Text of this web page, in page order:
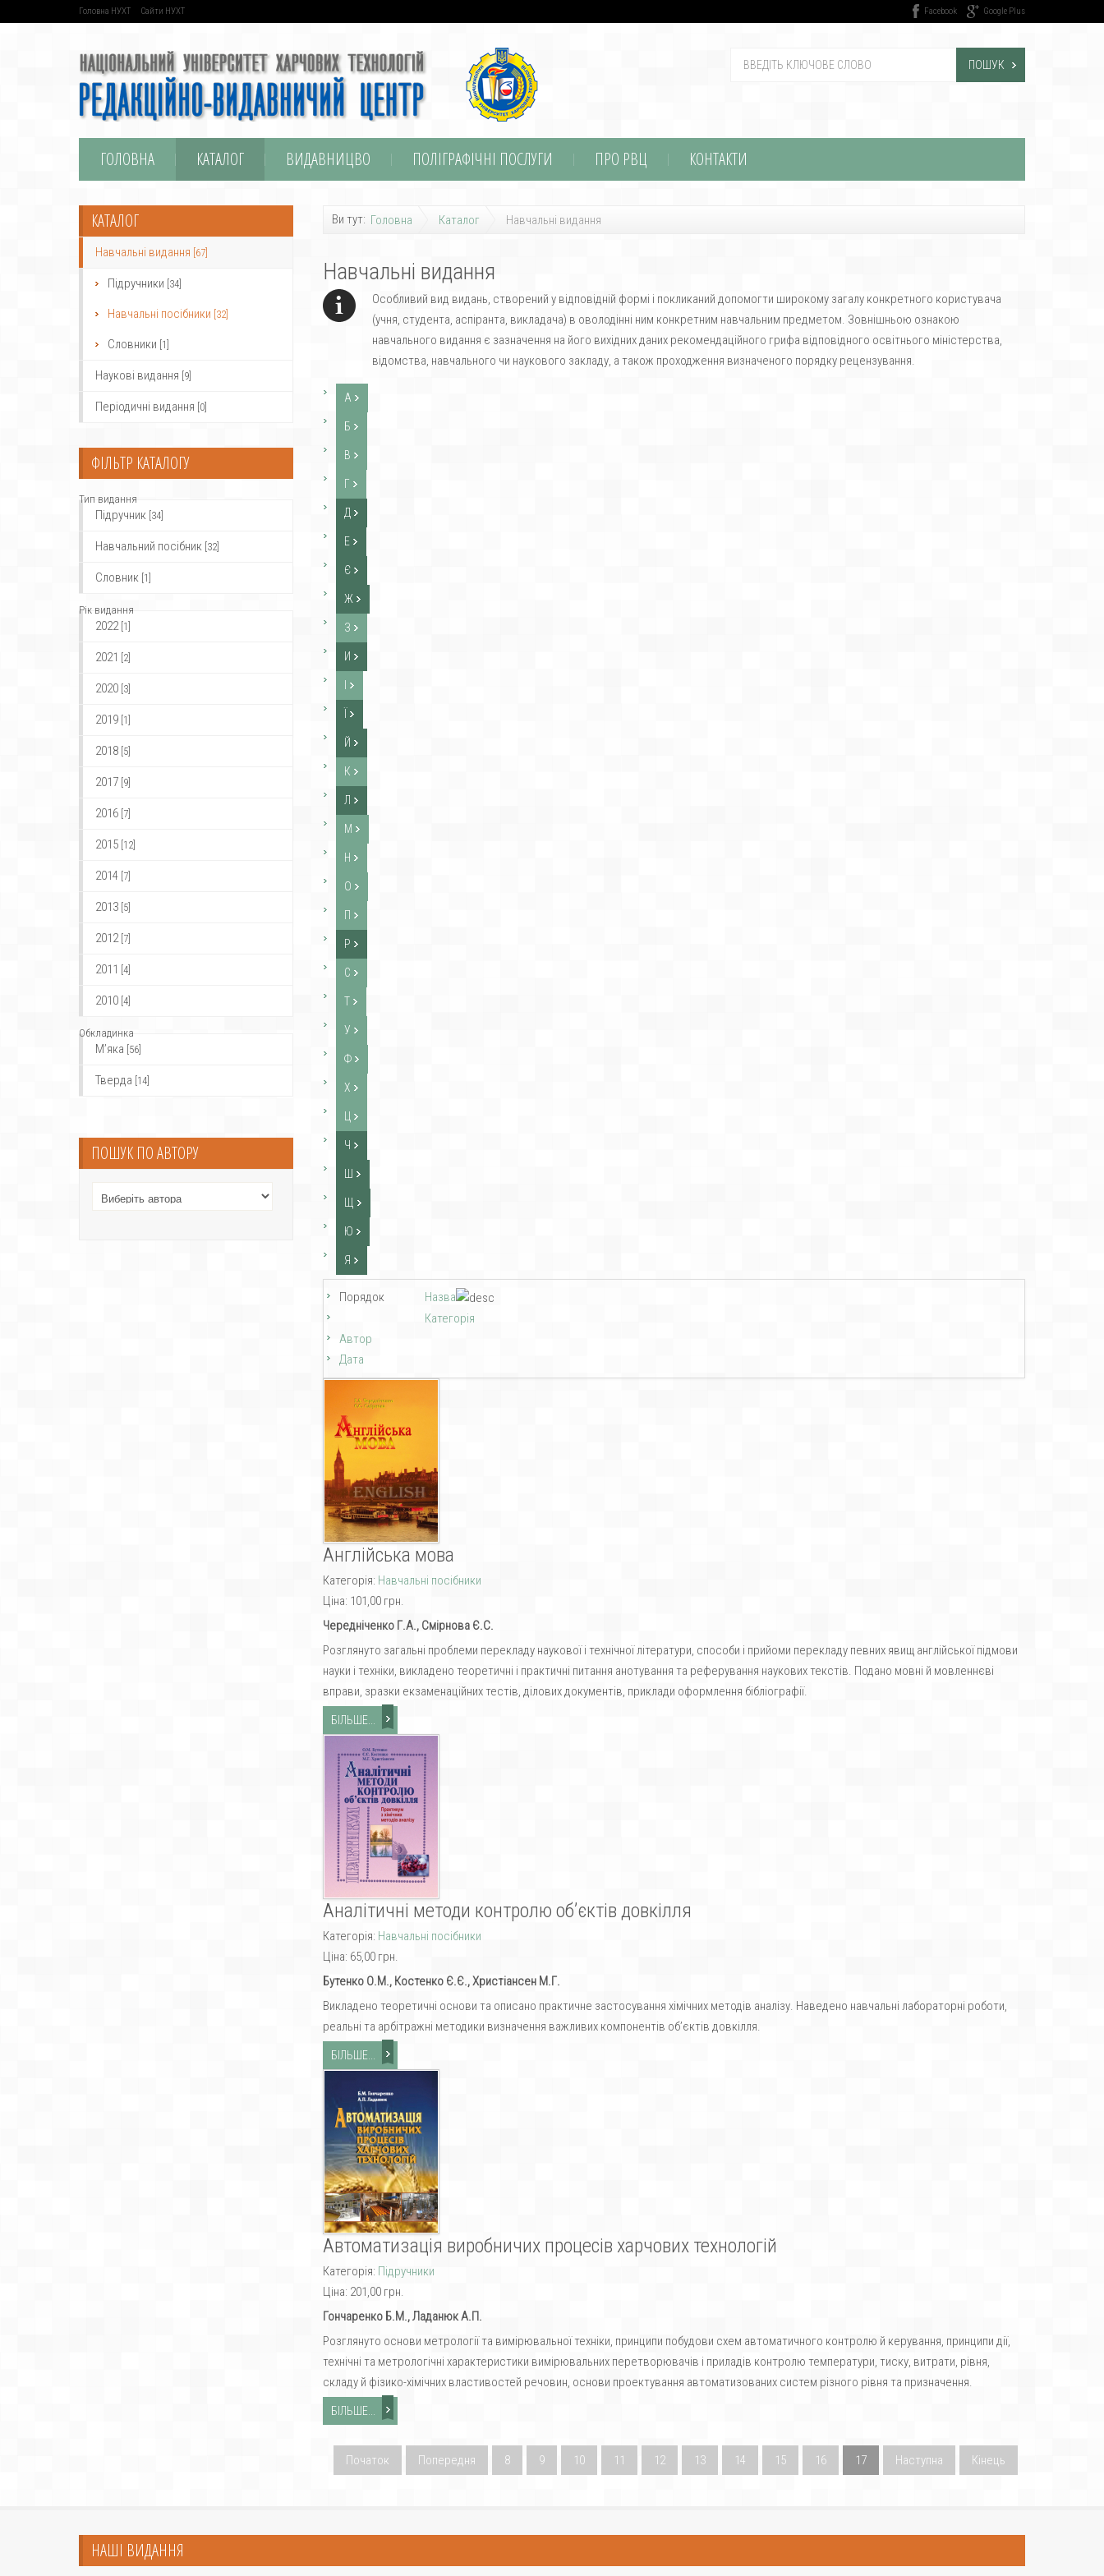
Головна НУХТ Сайти НУХТ Facebook Google Plus
ПОШУК
ГОЛОВНА КАТАЛОГ ВИДАВНИЦВО ПОЛІГРАФІЧНІ ПОСЛУГИ ПРО РВЦ КОНТАКТИ
Ви тут: Головна Каталог Навчальні видання
Навчальні видання
Особливий вид видань, створений у відповідній формі і покликаний допомогти широкому загалу конкретного користувача
(учня, студента, аспіранта, викладача) в оволодінні ним конкретним навчальним предметом. Зовнішньою ознакою
навчального видання є зазначення на його вихідних даних рекомендаційного грифа відповідного освітнього міністерства,
відомства, навчального чи наукового закладу, а також проходження визначеного порядку рецензування.
А
Б
В
Г
Д
Е
Є
Ж
З
И
Й
К
Л
М
Н
О
П
Р
С
Т
У
Ф
Х
Ч
Ю
Я
Порядок
Назва
Категорія
Автор
Дата
Англійська мова
Категорія: Навчальні посібники
Ціна: 101,00 грн.
Чередніченко Г.А., Смірнова Є.С.
Розглянуто загальні проблеми перекладу наукової і технічної літератури, способи і прийоми перекладу певних явищ англійської підмови
науки і техніки, викладено теоретичні і практичні питання анотування та реферування наукових текстів. Подано мовні й мовленнєві
вправи, зразки екзаменаційних тестів, ділових документів, приклади оформлення бібліографії.
БІЛЬШЕ...
Аналітичні методи контролю об’єктів довкілля
Категорія: Навчальні посібники
Ціна: 65,00 грн.
Бутенко О.М., Костенко Є.Є., Христіансен М.Г.
Викладено теоретичні основи та описано практичне застосування хімічних методів аналізу. Наведено навчальні лабораторні роботи,
реальні та арбітражні методики визначення важливих компонентів об’єктів довкілля.
БІЛЬШЕ...
Автоматизація виробничих процесів харчових технологій
Категорія: Підручники
Ціна: 201,00 грн.
Гончаренко Б.М., Ладанюк А.П.
Розглянуто основи метрології та вимірювальної техніки, принципи побудови схем автоматичного контролю й керування, принципи дії,
технічні та метрологічні характеристики вимірювальних перетворювачів і приладів контролю температури, тиску, витрати, рівня,
складу й фізико-хімічних властивостей речовин, основи проектування автоматизованих систем різного рівня та призначення.
БІЛЬШЕ...
Початок Попередня 8 9 10 11 12 13 14 15 16 17 Наступна Кінець
КАТАЛОГ
Навчальні видання [67]
Підручники [34]
Навчальні посібники [32]
Словники [1]
Наукові видання [9]
Періодичні видання [0]
ФІЛЬТР КАТАЛОГУ
Тип видання
Підручник [34]
Навчальний посібник [32]
Словник [1]
Рік видання
2022 [1]
2021 [2]
2020 [3]
2019 [1]
2018 [5]
2017 [9]
2016 [7]
2015 [12]
2014 [7]
2013 [5]
2012 [7]
2011 [4]
2010 [4]
Обкладинка
М’яка [56]
Тверда [14]
ПОШУК ПО АВТОРУ
НАШІ ВИДАННЯ